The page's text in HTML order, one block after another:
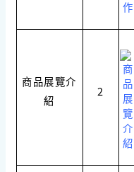
商品展覽介
紹
2